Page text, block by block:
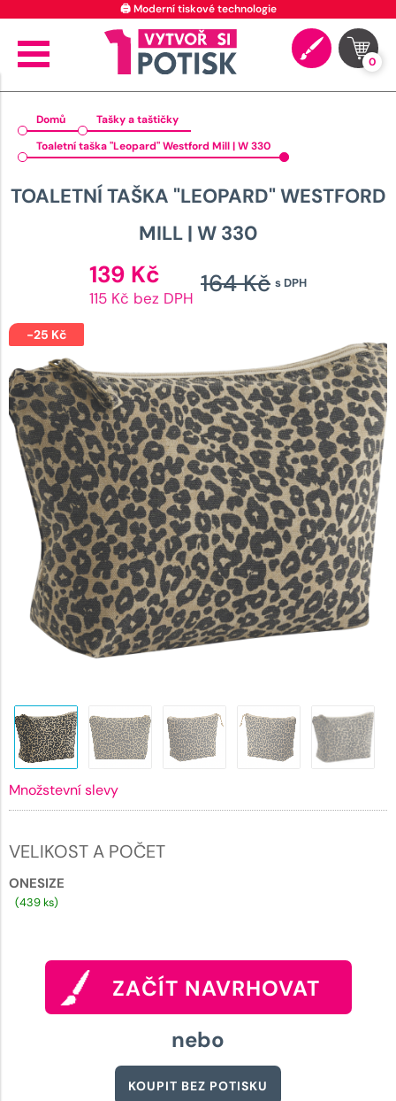
0
Domů
Tašky a taštičky
Toaletní taška "Leopard" Westford Mill | W 330
TOALETNÍ TAŠKA "LEOPARD" WESTFORD
MILL | W 330
s DPH
164Kč
cena
byla:
164 Kč.
139 Kč cena
115 Kč bez DPH
-25 Kč
Množstevní slevy
VELIKOST A POČET
ONESIZE
(439 ks)
ZAČÍT NAVRHOVAT
nebo
KOUPIT BEZ POTISKU